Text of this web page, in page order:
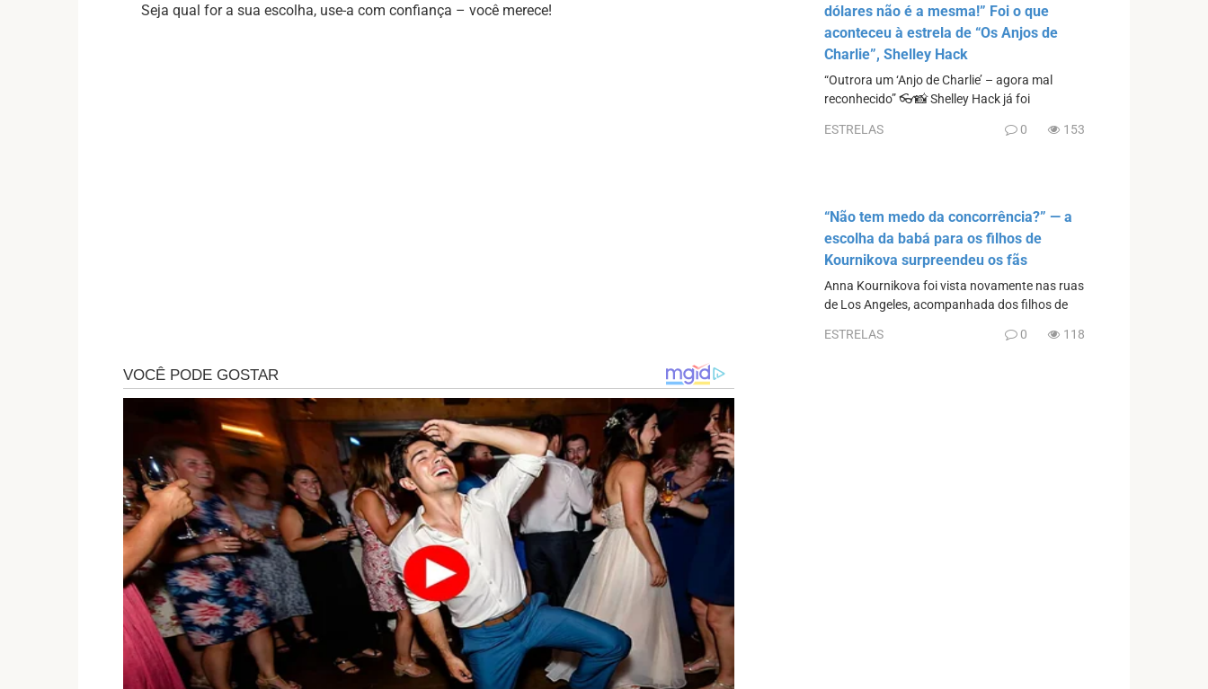
Seja qual for a sua escolha, use-a com confiança – você merece!
dólares não é a mesma!” Foi o que
aconteceu à estrela de “Os Anjos de
Charlie”, Shelley Hack
“Outrora um ‘Anjo de Charlie’ – agora mal
reconhecido” 👓📸 Shelley Hack já foi
ESTRELAS 0 153
“Não tem medo da concorrência?” — a
escolha da babá para os filhos de
Kournikova surpreendeu os fãs
Anna Kournikova foi vista novamente nas ruas
de Los Angeles, acompanhada dos filhos de
ESTRELAS 0 118